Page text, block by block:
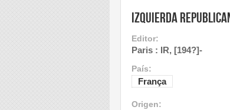
Izquierda
Editor:
Paris : IR, [194?]-
País:
França
Origen: